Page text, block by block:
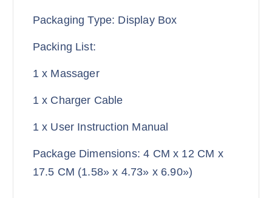
Packaging Type: Display Box
Packing List:
1 x Massager
1 x Charger Cable
1 x User Instruction Manual
Package Dimensions: 4 CM x 12 CM x
17.5 CM (1.58» x 4.73» x 6.90»)